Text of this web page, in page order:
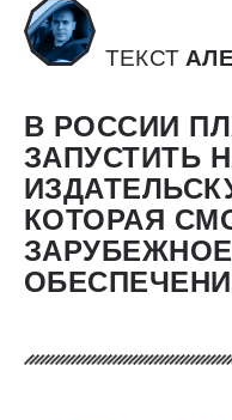
ТЕКСТ
В РОССИИ
ЗАПУСТИТЬ
КОТОРАЯ